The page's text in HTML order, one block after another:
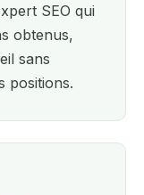
SEO qui
obtenus,
sans
positions.